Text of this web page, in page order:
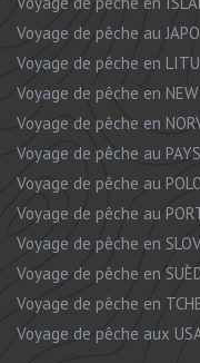
Voyage de pêche au
Voyage de pêche en
Voyage de pêche en NEW
Voyage de pêche en
Voyage de pêche au
Voyage de pêche au
Voyage de pêche au
Voyage de pêche en
Voyage de pêche en
Voyage de pêche en
Voyage de pêche aux